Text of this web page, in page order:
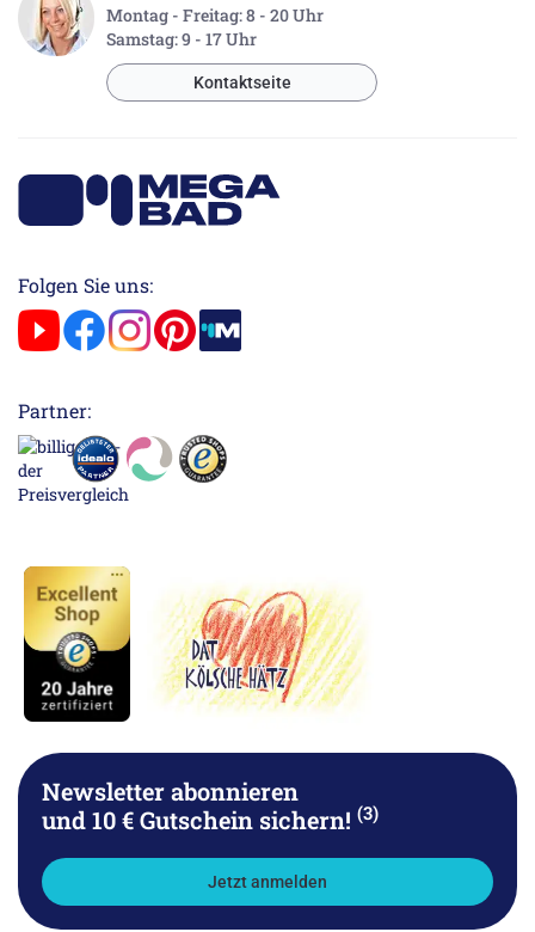
Montag - Freitag: 8 - 20 Uhr
Samstag: 9 - 17 Uhr
Kontaktseite
Folgen Sie uns:
Partner:
Newsletter abonnieren
und 10 € Gutschein sichern! (3)
Jetzt anmelden